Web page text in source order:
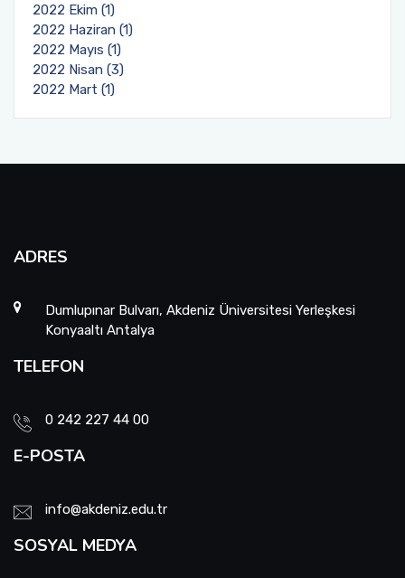
2022 Ekim (1)
2022 Haziran (1)
2022 Mayıs (1)
2022 Nisan (3)
2022 Mart (1)
ADRES
Dumlupınar Bulvarı, Akdeniz Üniversitesi Yerleşkesi
Konyaaltı Antalya
TELEFON
0 242 227 44 00
E-POSTA
info@akdeniz.edu.tr
SOSYAL MEDYA